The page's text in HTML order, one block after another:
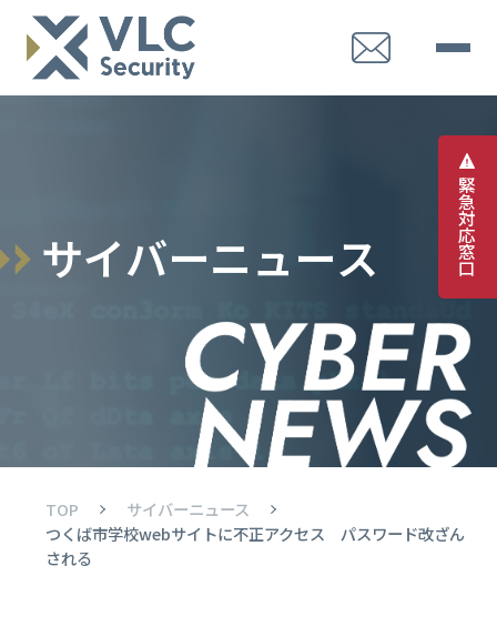
緊
急
対
応
窓
口
サイバーニュース
TOP
サイバーニュース
つくば市学校webサイトに不正アクセス パスワード改ざん
される